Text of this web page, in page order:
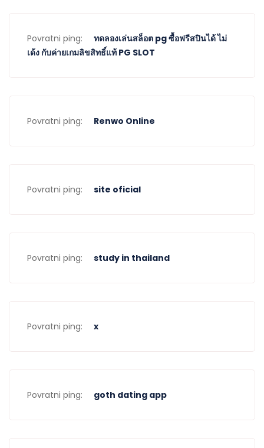
Povratni ping:
ทดลองเล่นสล็อต pg ซื้อฟรีสปินได้ ไม่
เด้ง กับค่ายเกมลิขสิทธิ์แท้ PG SLOT
Povratni ping: Renwo Online
Povratni ping: site oficial
Povratni ping: study in thailand
Povratni ping: x
Povratni ping: goth dating app